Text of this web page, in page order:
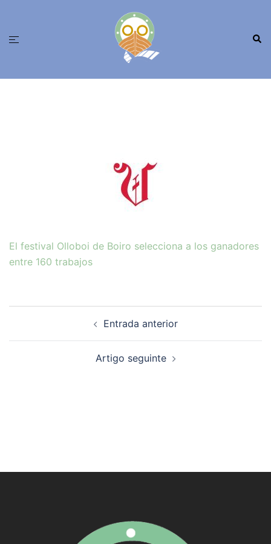
contido
Alternar
El festival Olloboi de Boiro selecciona a los ganadores
entre 160 trabajos
Entrada anterior
Artigo seguinte